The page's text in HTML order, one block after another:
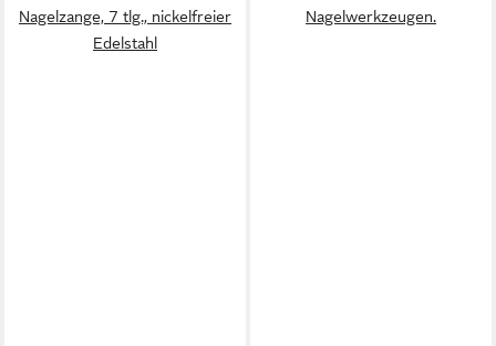
Nagelzange, 7 tlg., nickelfreier
Edelstahl
Nagelwerkzeugen.